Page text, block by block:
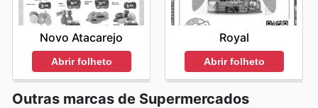
Novo Atacarejo
Abrir folheto
Royal
Abrir folheto
Outras marcas de Supermercados